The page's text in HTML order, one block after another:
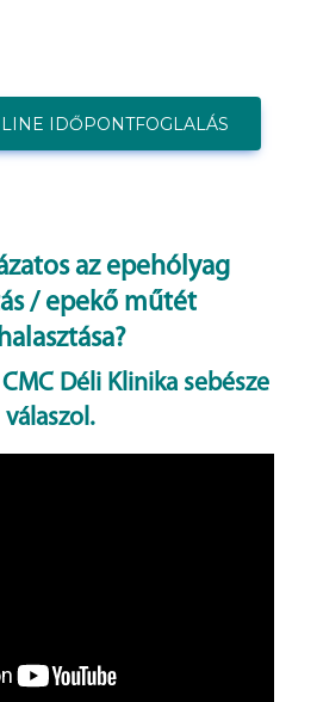
IDŐPONTFOGLALÁS
az epehólyag
/ epekő műtét
Déli Klinika sebésze
válaszol.